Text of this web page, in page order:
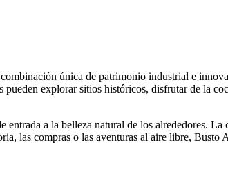
única de patrimonio industrial e
explorar sitios históricos, disfrutar de la
a la belleza natural de los alrededores.
las compras o las aventuras al aire libre, Busto